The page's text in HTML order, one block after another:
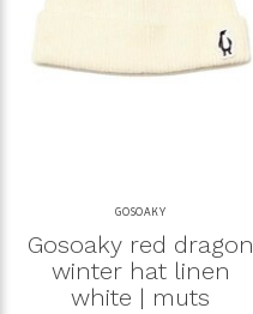
GOSOAKY
Gosoaky red dragon
winter hat linen
white | muts